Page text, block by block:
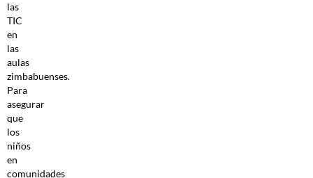
las
TIC
en
las
aulas
zimbabuenses.
Para
asegurar
que
los
niños
en
comunidades